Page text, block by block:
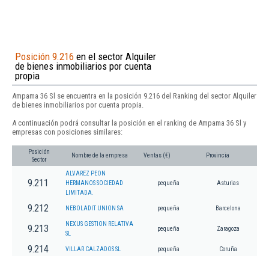
Posición 9.216 en el sector Alquiler
de bienes inmobiliarios por cuenta
propia
Ampama 36 Sl se encuentra en la posición 9.216 del Ranking del sector Alquiler
de bienes inmobiliarios por cuenta propia.
A continuación podrá consultar la posición en el ranking de Ampama 36 Sl y
empresas con posiciones similares:
Posición
Sector
Nombre de la empresa Ventas (€) Provincia
9.211
ALVAREZ PEON
HERMANOS SOCIEDAD
LIMITADA.
pequeña Asturias
9.212 NEBOLADIT UNION SA pequeña Barcelona
9.213
NEXUS GESTION RELATIVA
SL
pequeña Zaragoza
9.214 VILLAR CALZADOS SL pequeña Coruña